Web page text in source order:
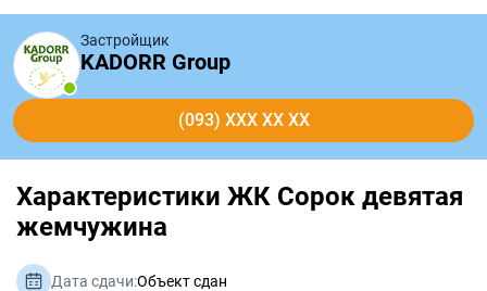
Застройщик
KADORR Group
(093) XXX XX XX
Характеристики ЖК Сорок девятая
жемчужина
Дата сдачи:Объект сдан